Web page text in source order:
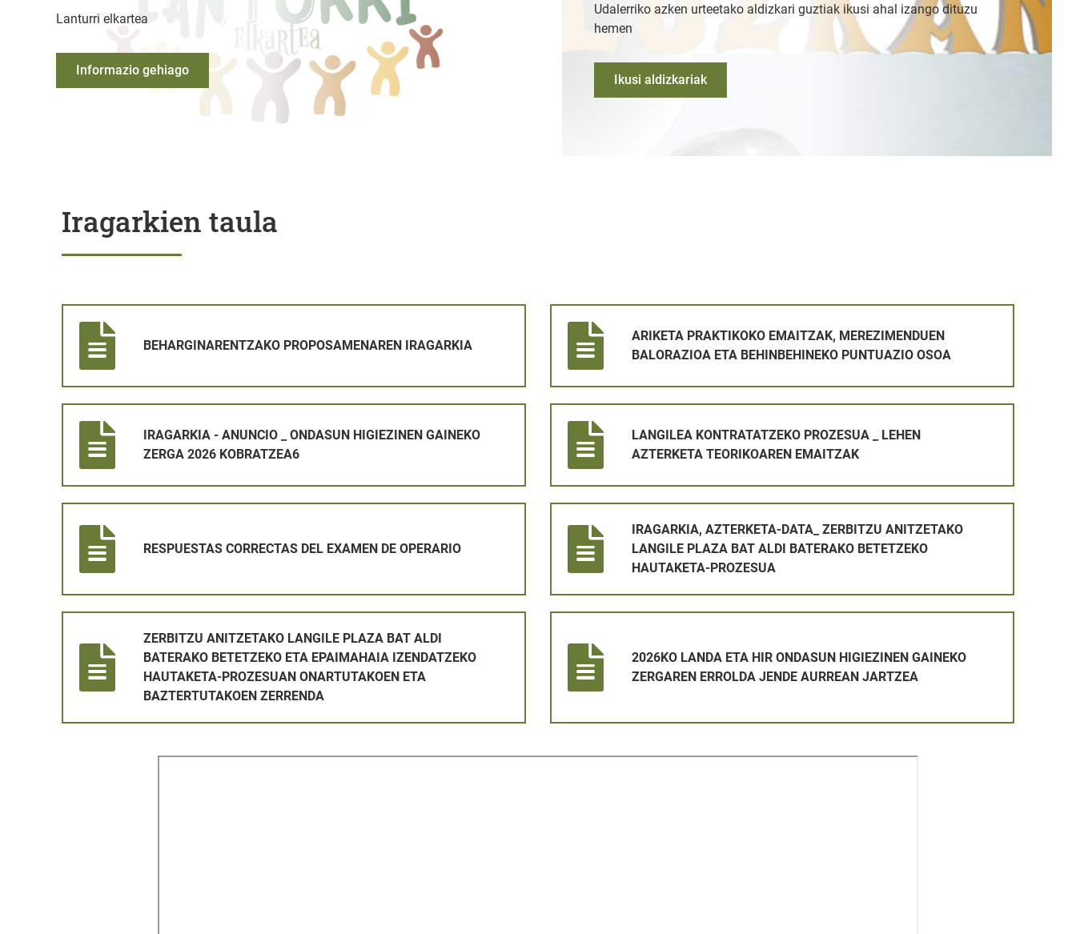
Lanturri elkartea
Informazio gehiago
Udalerriko azken urteetako aldizkari guztiak ikusi ahal izango dituzu
hemen
Ikusi aldizkariak
Iragarkien taula
BEHARGINARENTZAKO PROPOSAMENAREN IRAGARKIA
ARIKETA PRAKTIKOKO EMAITZAK, MEREZIMENDUEN
BALORAZIOA ETA BEHINBEHINEKO PUNTUAZIO OSOA
IRAGARKIA - ANUNCIO _ ONDASUN HIGIEZINEN GAINEKO
ZERGA 2026 KOBRATZEA6
LANGILEA KONTRATATZEKO PROZESUA _ LEHEN
AZTERKETA TEORIKOAREN EMAITZAK
RESPUESTAS CORRECTAS DEL EXAMEN DE OPERARIO
IRAGARKIA, AZTERKETA-DATA_ ZERBITZU ANITZETAKO
LANGILE PLAZA BAT ALDI BATERAKO BETETZEKO
HAUTAKETA-PROZESUA
ZERBITZU ANITZETAKO LANGILE PLAZA BAT ALDI
BATERAKO BETETZEKO ETA EPAIMAHAIA IZENDATZEKO
HAUTAKETA-PROZESUAN ONARTUTAKOEN ETA
BAZTERTUTAKOEN ZERRENDA
2026KO LANDA ETA HIR ONDASUN HIGIEZINEN GAINEKO
ZERGAREN ERROLDA JENDE AURREAN JARTZEA